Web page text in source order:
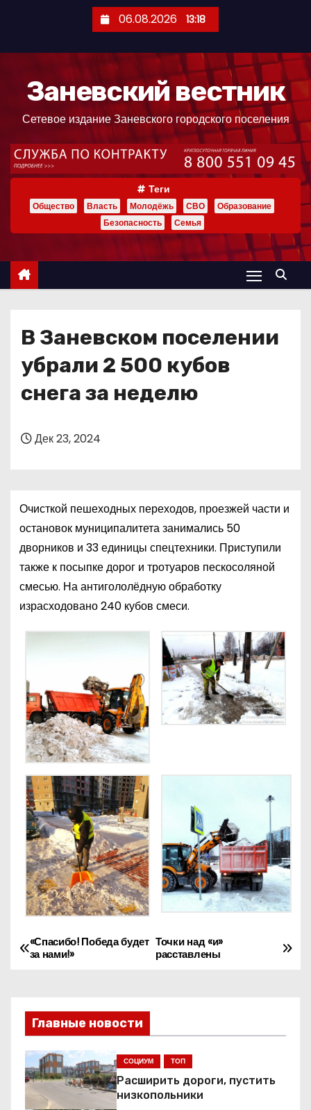
ж
06.08.2026 13:18
Заневский вестник
Сетевое издание Заневского городского поселения
Теги
Общество Власть Молодёжь СВО
Образование
Безопасность
Семья
В Заневском поселении
убрали 2 500 кубов
снега за неделю
Дек 23, 2024
Очисткой пешеходных переходов, проезжей части и
остановок муниципалитета занимались 50
дворников и 33 единицы спецтехники. Приступили
также к посыпке дорог и тротуаров пескосоляной
смесью. На антигололёдную обработку
израсходовано 240 кубов смеси.
Н
в
и
г
а
Точки над «и»
расставлены
«Спасибо! Победа будет
за нами!»
Главные новости
СОЦИУМ ТОП
Расширить дороги, пустить
низкопольники